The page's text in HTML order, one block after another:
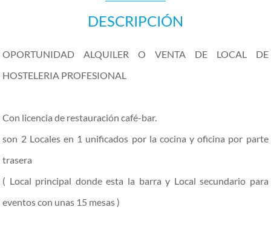
DESCRIPCIÓN
OPORTUNIDAD ALQUILER O VENTA DE LOCAL DE
HOSTELERIA PROFESIONAL
Con licencia de restauración café-bar.
son 2 Locales en 1 unificados por la cocina y oficina por parte
trasera
( Local principal donde esta la barra y Local secundario para
eventos con unas 15 mesas )